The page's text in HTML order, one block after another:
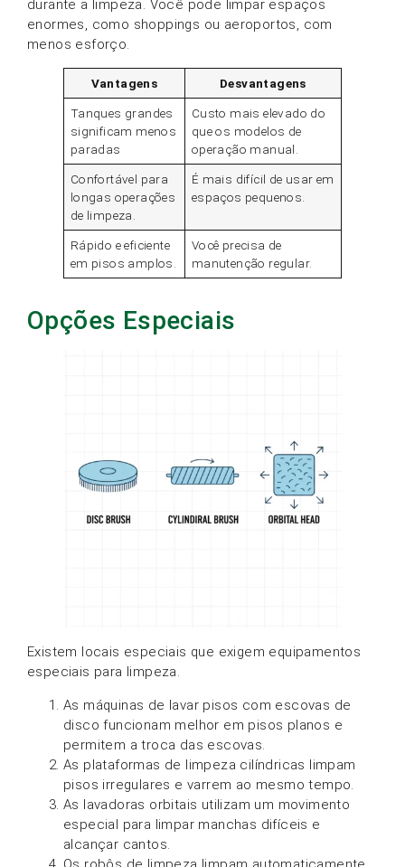
durante a limpeza. Você pode limpar espaços
enormes, como shoppings ou aeroportos, com
menos esforço.
Vantagens Desvantagens
Tanques grandes
significam menos
paradas
Custo mais elevado do
que os modelos de
operação manual.
Confortável para
longas operações
de limpeza.
É mais difícil de usar em
espaços pequenos.
Rápido e eficiente
em pisos amplos.
Você precisa de
manutenção regular.
Opções Especiais
Existem locais especiais que exigem equipamentos
especiais para limpeza.
As máquinas de lavar pisos com escovas de
disco funcionam melhor em pisos planos e
permitem a troca das escovas.
As plataformas de limpeza cilíndricas limpam
pisos irregulares e varrem ao mesmo tempo.
As lavadoras orbitais utilizam um movimento
especial para limpar manchas difíceis e
alcançar cantos.